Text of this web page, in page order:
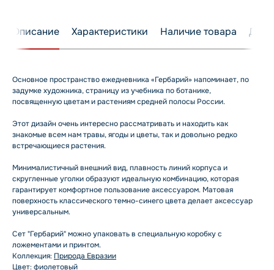
Описание Характеристики Наличие товара
Основное пространство ежедневника «Гербарий» напоминает, по
задумке художника, страницу из учебника по ботанике,
посвященную цветам и растениям средней полосы России.
Этот дизайн очень интересно рассматривать и находить как
знакомые всем нам травы, ягоды и цветы, так и довольно редко
встречающиеся растения.
Минималистичный внешний вид, плавность линий корпуса и
скругленные уголки образуют идеальную комбинацию, которая
гарантирует комфортное пользование аксессуаром. Матовая
поверхность классического темно-синего цвета делает аксессуар
универсальным.
Сет "Гербарий" можно упаковать в специальную коробку с
ложементами и принтом.
Коллекция: Природа Евразии
Цвет: фиолетовый